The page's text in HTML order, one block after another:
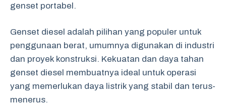
genset portabel.
Genset diesel adalah pilihan yang populer untuk
penggunaan berat, umumnya digunakan di industri
dan proyek konstruksi. Kekuatan dan daya tahan
genset diesel membuatnya ideal untuk operasi
yang memerlukan daya listrik yang stabil dan terus-
menerus.